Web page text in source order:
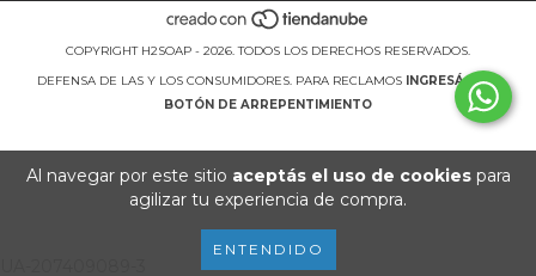
Al navegar por este sitio aceptás el uso de cookiespara
agilizar tu experiencia de compra.
ENTENDIDO
COPYRIGHT H2SOAP - 2026. TODOS LOS DERECHOS RESERVADOS.
DEFENSA DE LAS Y LOS CONSUMIDORES. PARA RECLAMOS INGRESÁ ACÁ.
BOTÓN DE ARREPENTIMIENTO